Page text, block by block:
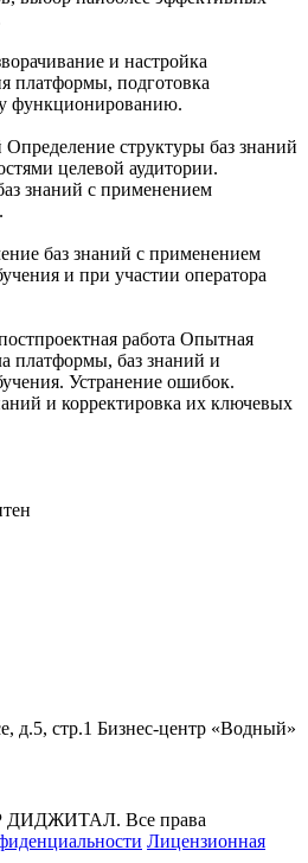
и настройка
платформы, подготовка
функционированию.
Определение структуры баз знаний
целевой аудитории.
знаний с применением
баз знаний с применением
и при участии оператора
работа Опытная
платформы, баз знаний и
Устранение ошибок.
и корректировка их ключевых
д.5, стр.1 Бизнес-центр «Водный»
ДИДЖИТАЛ. Все права
Лицензионная